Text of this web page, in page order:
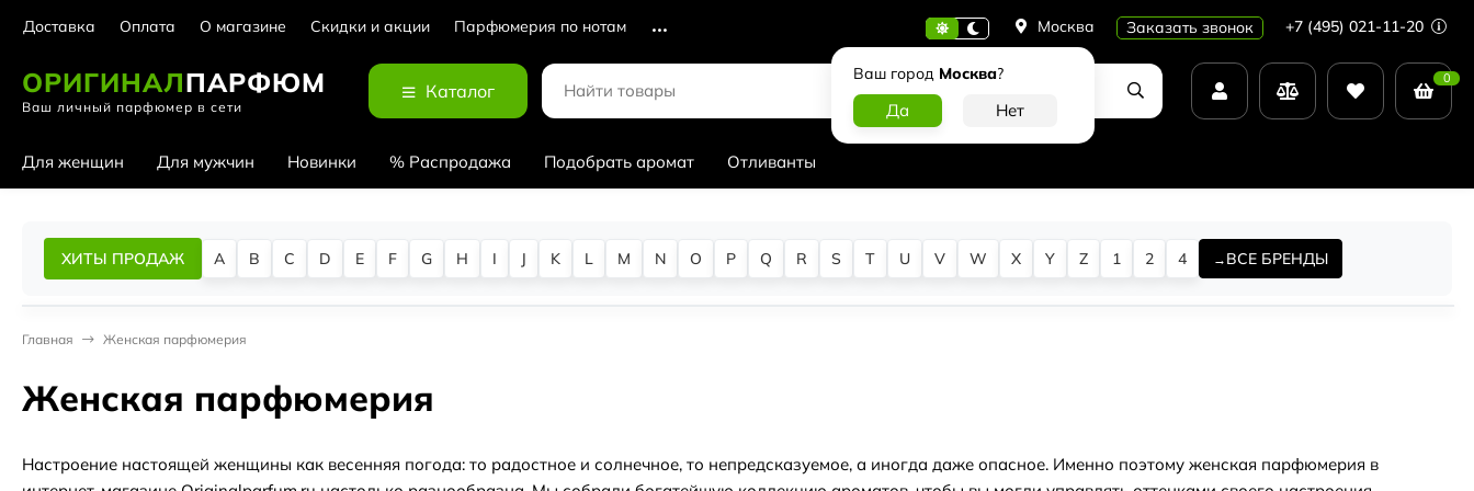
Доставка Оплата О магазине Скидки и акции Парфюмерия по нотам Москва
Ваш город Москва?
Заказать звонок +7 (495) 021-11-20
ОРИГИНАЛПАРФЮМ
Ваш личный парфюмер в сети
Каталог
0
Для женщин Для мужчин Новинки % Распродажа Подобрать аромат Отливанты
ХИТЫ ПРОДАЖ A B C D E F G H I J K L M N O P Q R S T U V W X Y Z 1 2 4 ВСЕ БРЕНДЫ
Главная Женская парфюмерия
Женская парфюмерия
Настроение настоящей женщины как весенняя погода: то радостное и солнечное, то непредсказуемое, а иногда даже опасное. Именно поэтому женская парфюмерия в